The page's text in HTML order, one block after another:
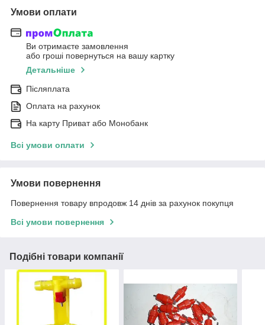
Умови оплати
Ви отримаєте замовлення
або гроші повернуться на вашу картку
Детальніше
Післяплата
Оплата на рахунок
На карту Приват або Монобанк
Всі умови оплати
Умови повернення
Повернення товару впродовж 14 днів за рахунок покупця
Всі умови повернення
Подібні товари компанії